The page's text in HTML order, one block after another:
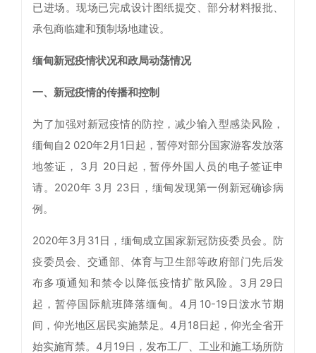
已进场。现场已完成设计图纸提交、部分材料报批、
承包商临建和预制场地建设。
缅甸新冠疫情状况和政局动荡情况
一、新冠疫情的传播和控制
为了加强对新冠疫情的防控，减少输入型感染风险，
缅甸自2 020年2月1日起，暂停对部分国家游客发放落
地签证， 3月 20日起，暂停外国人员的电子签证申
请。2020年 3月 23日，缅甸发现第一例新冠确诊病
例。
2020年3月31日，缅甸成立国家新冠防疫委员会。防
疫委员会、交通部、体育与卫生部等政府部门先后发
布多项通知和禁令以降低疫情扩散风险。3月29日
起，暂停国际航班降落缅甸。4月10-19日泼水节期
间，仰光地区居民实施禁足。4月18日起，仰光全省开
始实施宵禁。4月19日，发布工厂、工业和施工场所防